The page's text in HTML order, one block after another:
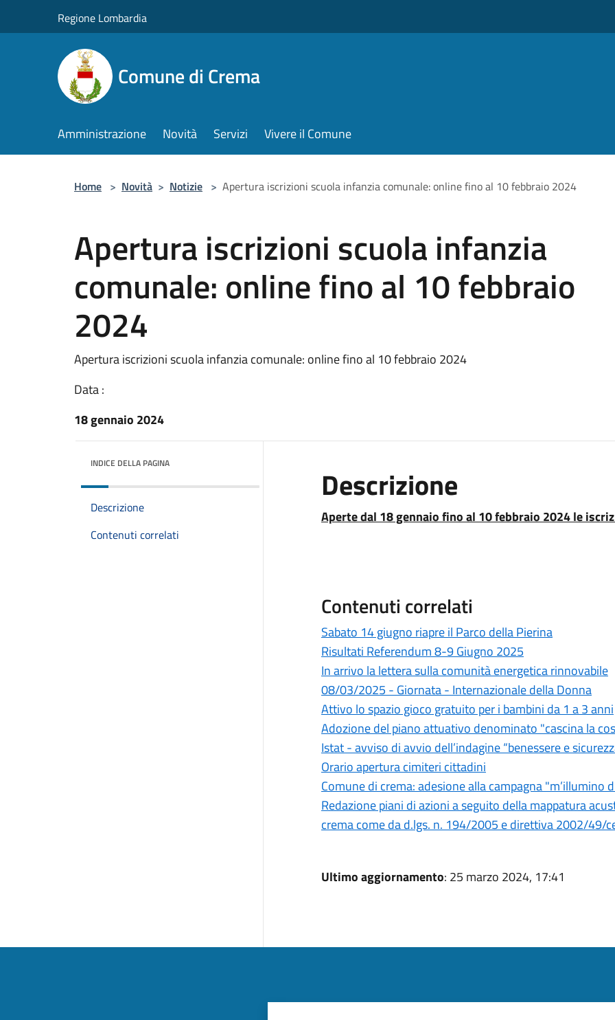
Regione Lombardia
Comune di Crema
Amministrazione Novità Servizi Vivere il Comune
Home > Novità > Notizie > Apertura iscrizioni scuola infanzia comunale: online fino al 10 febbraio 2024
Apertura iscrizioni scuola infanzia
comunale: online fino al 10 febbraio
2024
Apertura iscrizioni scuola infanzia comunale: online fino al 10 febbraio 2024
Data :
18 gennaio 2024
INDICE DELLA PAGINA
Descrizione
Contenuti correlati
Descrizione
Aperte dal 18 gennaio fino al 10 febbraio 2024 le
Contenuti correlati
Sabato 14 giugno riapre il Parco della Pierina
Risultati Referendum 8-9 Giugno 2025
In arrivo la lettera sulla comunità energetica rinnovabile
08/03/2025 - Giornata - Internazionale della Donna
Attivo lo spazio gioco gratuito per i bambini da 1 a 3 anni
Adozione del piano attuativo denominato "cascina la
Istat - avviso di avvio dell’indagine “benessere e
Orario apertura cimiteri cittadini
Comune di crema: adesione alla campagna "m’illumino
Redazione piani di azioni a seguito della mappatura
crema come da d.lgs. n. 194/2005 e direttiva 2002/49/
Ultimo aggiornamento: 25 marzo 2024, 17:41